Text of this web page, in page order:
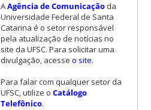
AAgência de Comunicaçãoda
Universidade Federal de Santa
Catarina é o setor responsável
pela atualização de notícias no
site da UFSC. Para solicitar uma
divulgação, acesse o site.
Para falar com qualquer setor da
UFSC, utilize o Catálogo
Telefônico.